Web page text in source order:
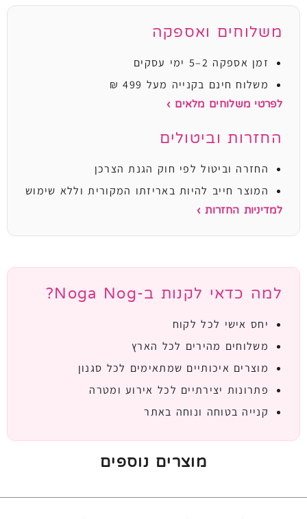
משלוחים ואספקה
זמן אספקה 2–5 ימי עסקים
משלוח חינם בקנייה מעל 499 ₪
לפרטי משלוחים מלאים ›
החזרות וביטולים
החזרה וביטול לפי חוק הגנת הצרכן
המוצר חייב להיות באריזתו המקורית וללא שימוש
למדיניות החזרות ›
למה כדאי לקנות ב-Noga Nog?
יחס אישי לכל לקוח
משלוחים מהירים לכל הארץ
מוצרים איכותיים שמתאימים לכל סגנון
פתרונות יצירתיים לכל אירוע ומטרה
קנייה בטוחה ונוחה באתר
מוצרים נוספים